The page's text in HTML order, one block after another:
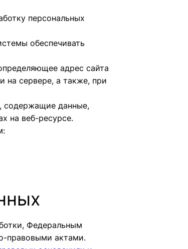
персональных
обеспечивать
адрес сайта
на сервере, а также, при
содержащие данные,
на веб-ресурсе.
Федеральным
правовыми актами.